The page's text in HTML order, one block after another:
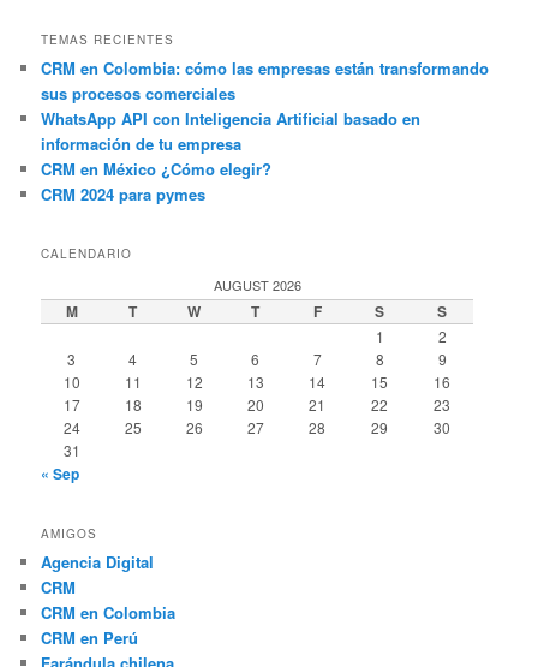
TEMAS RECIENTES
CRM en Colombia: cómo las empresas están transformando
sus procesos comerciales
WhatsApp API con Inteligencia Artificial basado en
información de tu empresa
CRM en México ¿Cómo elegir?
CRM 2024 para pymes
CALENDARIO
AUGUST 2026
M T W T F S S
1
2
3
4 5 6 7 8
9
10
11 12 13 14 15
16
17
18 19 20 21 22
23
24
25 26 27 28 29
30
31
« Sep
AMIGOS
Agencia Digital
CRM
CRM en Colombia
CRM en Perú
Farándula chilena